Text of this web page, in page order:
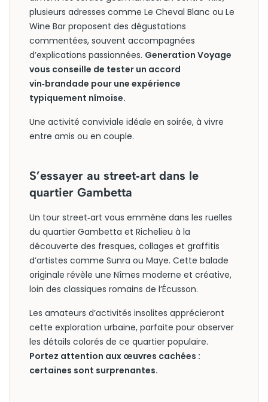
plusieurs adresses comme Le Cheval Blanc ou Le
Wine Bar proposent des dégustations
commentées, souvent accompagnées
d’explications passionnées. Generation Voyage
vous conseille de tester un accord
vin‑brandade pour une expérience
typiquement nîmoise.
Une activité conviviale idéale en soirée, à vivre
entre amis ou en couple.
S’essayer au street‑art dans le
quartier Gambetta
Un tour street‑art vous emmène dans les ruelles
du quartier Gambetta et Richelieu à la
découverte des fresques, collages et graffitis
d’artistes comme Sunra ou Maye. Cette balade
originale révèle une Nîmes moderne et créative,
loin des classiques romains de l’Écusson.
Les amateurs d’activités insolites apprécieront
cette exploration urbaine, parfaite pour observer
les détails colorés de ce quartier populaire.
Portez attention aux œuvres cachées :
certaines sont surprenantes.